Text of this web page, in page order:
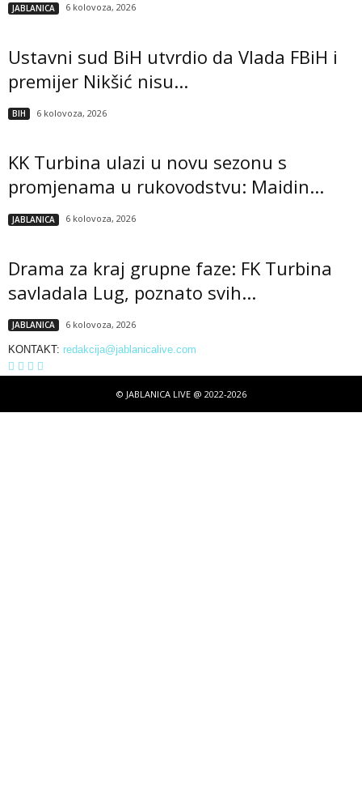
JABLANICA 6 kolovoza, 2026
Ustavni sud BiH utvrdio da Vlada FBiH i
premijer Nikšić nisu...
BIH 6 kolovoza, 2026
KK Turbina ulazi u novu sezonu s
promjenama u rukovodstvu: Maidin...
JABLANICA 6 kolovoza, 2026
Drama za kraj grupne faze: FK Turbina
savladala Lug, poznato svih...
JABLANICA 6 kolovoza, 2026
KONTAKT: redakcija@jablanicalive.com
© JABLANICA LIVE @ 2022-2026